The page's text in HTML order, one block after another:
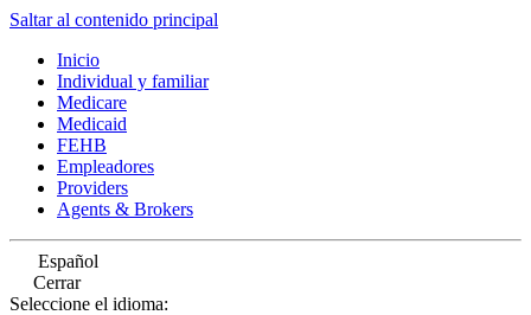
Saltar al contenido principal
Inicio
Individual y familiar
Medicare
Medicaid
FEHB
Empleadores
Providers
Agents & Brokers
Español
Cerrar
Seleccione el idioma: